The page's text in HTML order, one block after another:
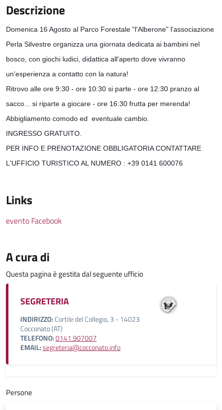
Descrizione
Domenica 16 Agosto al Parco Forestale "l'Alberone" l'associazione
Perla Silvestre organizza una giornata dedicata ai bambini nel
bosco, con giochi ludici, didattica all'aperto dove vivranno
un'esperienza a contatto con la natura!
Ritrovo alle ore 9:30 - ore 10:30 si parte - ore 12:30 pranzo al
sacco... si riparte a giocare - ore 16:30 frutta per merenda!
Abbigliamento comodo ed  eventuale cambio.
INGRESSO GRATUITO.
PER INFO E PRENOTAZIONE OBBLIGATORIA CONTATTARE
L'UFFICIO TURISTICO AL NUMERO : +39 0141 600076
Links
evento Facebook
A cura di
Questa pagina è gestita dal seguente ufficio
SEGRETERIA
INDIRIZZO:Cortile del Collegio, 3 - 14023
Cocconato (AT)
TELEFONO:0141.907007
EMAIL:segreteria@cocconato.info
Persone